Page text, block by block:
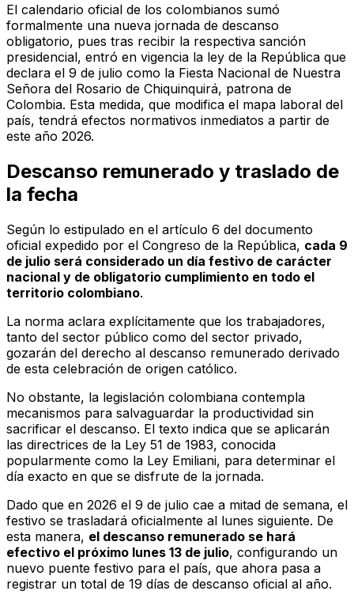
El calendario oficial de los colombianos sumó
formalmente una nueva jornada de descanso
obligatorio, pues tras recibir la respectiva sanción
presidencial, entró en vigencia la ley de la República que
declara el 9 de julio como la Fiesta Nacional de Nuestra
Señora del Rosario de Chiquinquirá, patrona de
Colombia. Esta medida, que modifica el mapa laboral del
país, tendrá efectos normativos inmediatos a partir de
este año 2026.
Descanso remunerado y traslado de
la fecha
Según lo estipulado en el artículo 6 del documento
oficial expedido por el Congreso de la República, cada 9
de julio será considerado un día festivo de carácter
nacional y de obligatorio cumplimiento en todo el
territorio colombiano.
La norma aclara explícitamente que los trabajadores,
tanto del sector público como del sector privado,
gozarán del derecho al descanso remunerado derivado
de esta celebración de origen católico.
No obstante, la legislación colombiana contempla
mecanismos para salvaguardar la productividad sin
sacrificar el descanso. El texto indica que se aplicarán
las directrices de la Ley 51 de 1983, conocida
popularmente como la Ley Emiliani, para determinar el
día exacto en que se disfrute de la jornada.
Dado que en 2026 el 9 de julio cae a mitad de semana, el
festivo se trasladará oficialmente al lunes siguiente. De
esta manera, el descanso remunerado se hará
efectivo el próximo lunes 13 de julio, configurando un
nuevo puente festivo para el país, que ahora pasa a
registrar un total de 19 días de descanso oficial al año.